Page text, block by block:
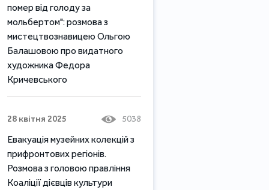
помер від голоду за
мольбертом": розмова з
мистецтвознавицею Ольгою
Балашовою про видатного
художника Федора
Кричевського
28 квітня 2025 5038
Евакуація музейних колекцій з
прифронтових регіонів.
Розмова з головою правління
Коаліції дієвців культури